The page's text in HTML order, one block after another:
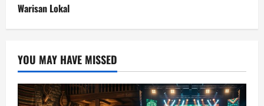
Warisan Lokal
YOU MAY HAVE MISSED